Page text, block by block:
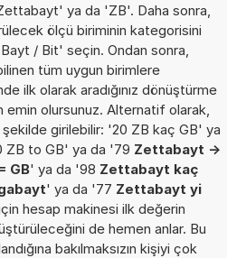
ya da 'ZB'. Daha sonra,
ölçü biriminin kategorisini
/ Bit' seçin. Ondan sonra,
tüm uygun birimlere
ilk olarak aradığınız dönüştürme
emin olursunuz. Alternatif olarak,
girilebilir: '20 ZB kaç GB' ya
ZB to GB' ya da '79 Zettabayt ->
GB' ya da '98 Zettabayt kaç
' ya da '77 Zettabayt yi
hesap makinesi ilk değerin
de hemen anlar. Bu
bakılmaksızın kişiyi çok